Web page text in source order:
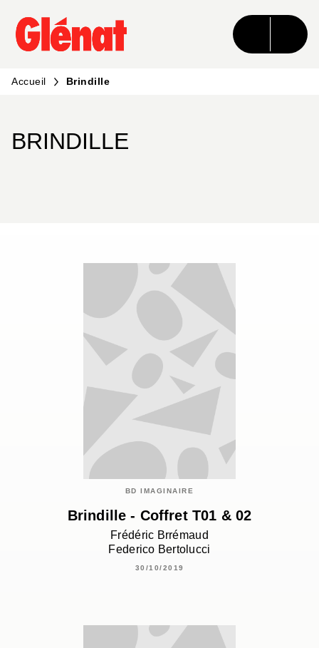
MENU RECHERCHE CONTENU
PIED DE PAGE
Accueil Brindille
BRINDILLE
BD IMAGINAIRE
Brindille - Coffret T01 & 02
Frédéric Brrémaud
Federico Bertolucci
30/10/2019